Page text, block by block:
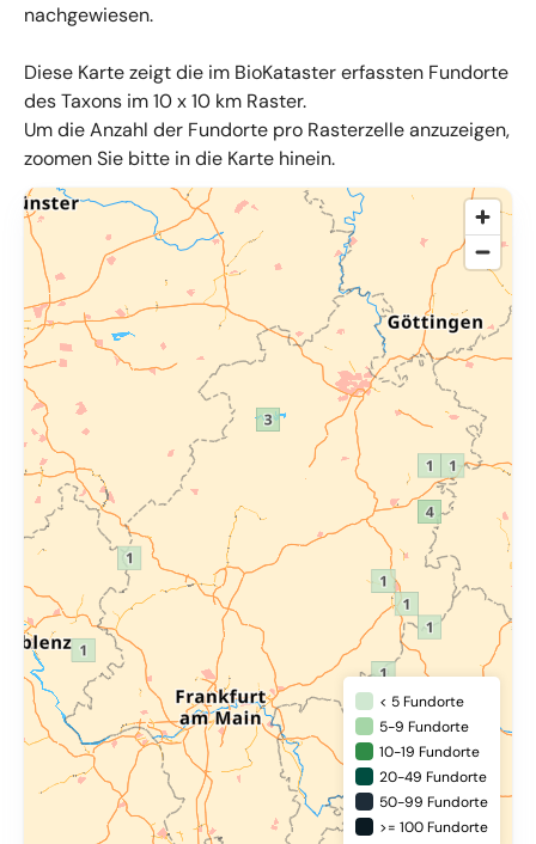
nachgewiesen.
Diese Karte zeigt die im BioKataster erfassten Fundorte
des Taxons im 10 x 10 km Raster.
Um die Anzahl der Fundorte pro Rasterzelle anzuzeigen,
zoomen Sie bitte in die Karte hinein.
© OpenMapTiles OpenStreetMap 34u GmbH
< 5 Fundorte
5-9 Fundorte
10-19 Fundorte
20-49 Fundorte
50-99 Fundorte
>= 100 Fundorte